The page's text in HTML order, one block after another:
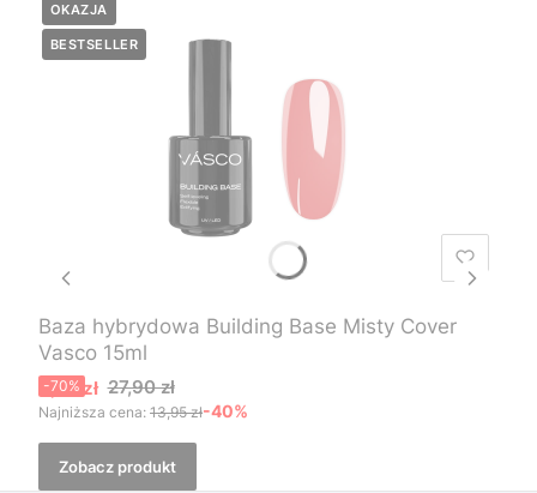
OKAZJA
BESTSELLER
Baza hybrydowa Building Base Misty Cover
Vasco 15ml
Cena promocyjna
8,37 zł 27,90 zł
-70%
Najniższa cena: 13,95 zł-40%
Zobacz produkt